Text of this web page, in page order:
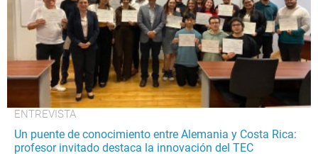
ENTREVISTA
Un puente de conocimiento entre Alemania y Costa Rica:
profesor invitado destaca la innovación del TEC